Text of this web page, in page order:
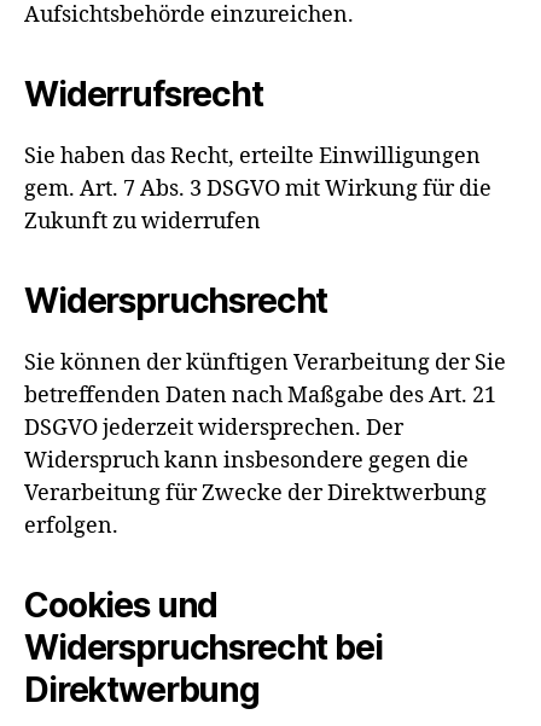
Aufsichtsbehörde einzureichen.
Widerrufsrecht
Sie haben das Recht, erteilte Einwilligungen
gem. Art. 7 Abs. 3 DSGVO mit Wirkung für die
Zukunft zu widerrufen
Widerspruchsrecht
Sie können der künftigen Verarbeitung der Sie
betreffenden Daten nach Maßgabe des Art. 21
DSGVO jederzeit widersprechen. Der
Widerspruch kann insbesondere gegen die
Verarbeitung für Zwecke der Direktwerbung
erfolgen.
Cookies und
Widerspruchsrecht bei
Direktwerbung